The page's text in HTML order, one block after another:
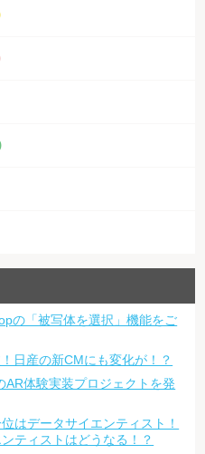
の「被写体を選択」機能をご
日産の新CMにも変化が！？
体験実装プロジェクトを発
はデータサイエンティスト！
ティストはどうなる！？